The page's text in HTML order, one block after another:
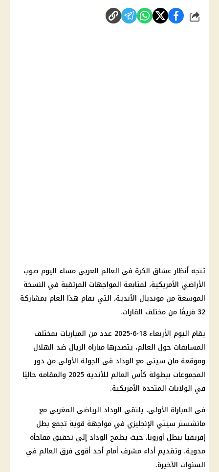
شارك
تتجه أنظار عشاق الكرة في العالم العربي مساء اليوم صوب
الأراضي الأمريكية، لمتابعة المواجهات المرتقبة في النسخة
الموسعة من مونديال الأندية، التي تقام هذا العام بمشاركة
32 فريقًا من مختلف القارات.
يقام اليوم الأربعاء 18-6-2025 عدد من المباريات بمختلف
المسابقات حول العالم، يتصدرها مباراة الريال ضد الهلال
وموقعة مان سيتي مع الوداد في الجولة الأولي من دور
المجموعات ببطولة كأس العالم للأندية 2025 والمقامة حاليًا
في الولايات المتحدة الأمريكية.
في المباراة الأولى، يلتقي الوداد الرياضي المغربي مع
مانشستر سيتي الإنجليزي في مواجهة قوية تجمع بطل
إفريقيا ببطل أوروبا، حيث يطمح الوداد إلى تحقيق مفاجأة
مدوية، وتقديم أداء مشرف أمام أحد أقوى فرق العالم في
السنوات الأخيرة.